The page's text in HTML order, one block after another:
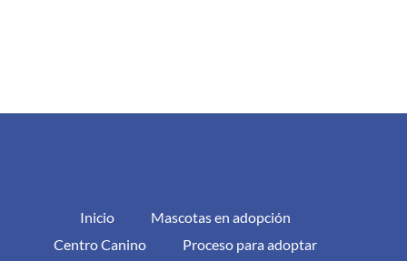
Inicio
Mascotas en adopción
Centro Canino
Proceso para adoptar